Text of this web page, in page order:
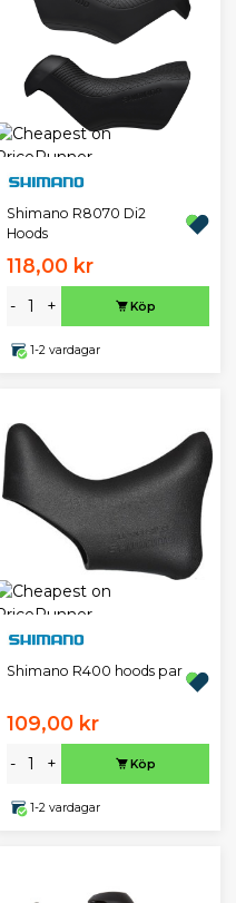
Shimano R8070 Di2
Hoods
118,00 kr
- + Köp
1-2 vardagar
Shimano R400 hoods par
109,00 kr
- + Köp
1-2 vardagar